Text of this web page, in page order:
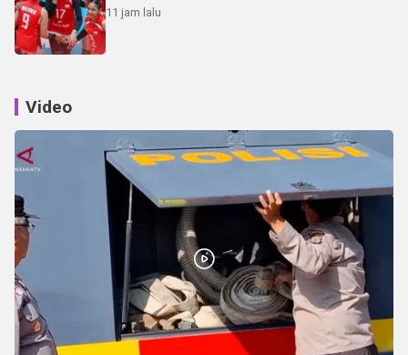
11 jam lalu
Video